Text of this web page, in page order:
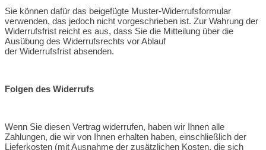
Sie können dafür das beigefügte Muster-Widerrufsformular
verwenden, das jedoch nicht vorgeschrieben ist. Zur Wahrung der
Widerrufsfrist reicht es aus, dass Sie die Mitteilung über die
Ausübung des Widerrufsrechts vor Ablauf
der Widerrufsfrist absenden.
Folgen des Widerrufs
Wenn Sie diesen Vertrag widerrufen, haben wir Ihnen alle
Zahlungen, die wir von Ihnen erhalten haben, einschließlich der
Lieferkosten (mit Ausnahme der zusätzlichen Kosten, die sich